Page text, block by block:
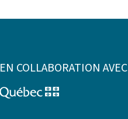
EN COLLABORATION AVEC